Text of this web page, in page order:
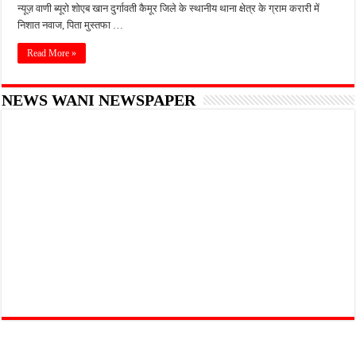
न्यूज़ वाणी ब्यूरो शोएब खान दुर्गावती कैमूर जिले के स्थानीय थाना क्षेत्र के ग्राम करारी में
निशात नवाज, पिता मुस्तफा …
Read More »
NEWS WANI NEWSPAPER